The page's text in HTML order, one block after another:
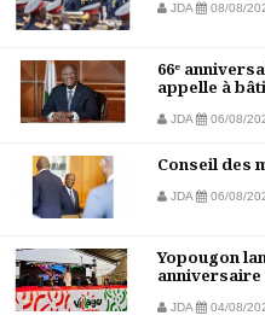
JDA 08/08/
66ᵉ
appelle à
JDA 06/08/
Conseil des
JDA 06/08/
Yopougon
anniversaire
JDA 04/08/